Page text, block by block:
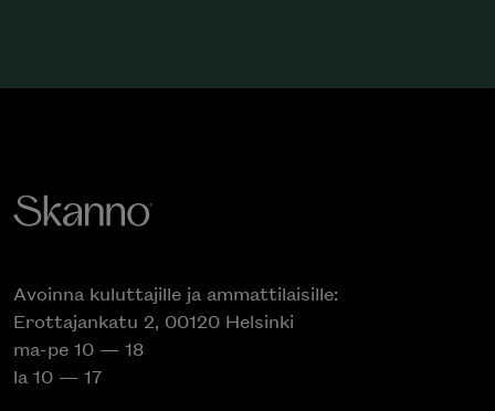
Avoinna kuluttajille ja ammattilaisille:
Erottajankatu 2, 00120 Helsinki
ma-pe 10 — 18
la 10 — 17